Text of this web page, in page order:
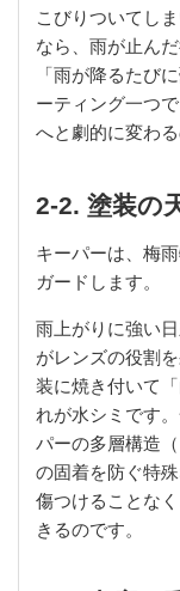
こびりついてし
なら、雨が止ん
「雨が降るたび
ーティング一つ
へと劇的に変わる
2-2. 塗装の
キーパーは、梅
ガードします。
雨上がりに強い
がレンズの役割
装に焼き付いて
れが水シミです
パーの多層構造
の固着を防ぐ特
傷つけることな
きるのです。